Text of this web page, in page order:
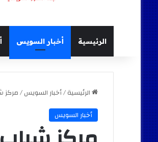
الرئيسية أخبار السويس
الرئيسية/أخبار السويس/مركز
أخبار السويس